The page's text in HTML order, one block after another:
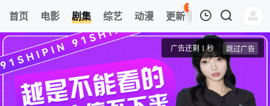
首页 电影 剧集 综艺 动漫 更新
50
热榜 APP
我的观影记录
第01集
风月无边
清空